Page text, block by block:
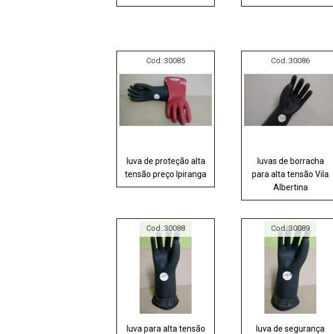
Cod.:30085
luva de proteção alta
tensão preço Ipiranga
Cod.:30086
luvas de borracha
para alta tensão Vila
Albertina
Cod.:30088
luva para alta tensão
Cod.:30089
luva de segurança